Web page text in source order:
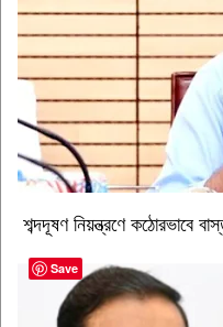
শব্দদূষণ নিয়ন্ত্রণে কঠোরভাবে
Save